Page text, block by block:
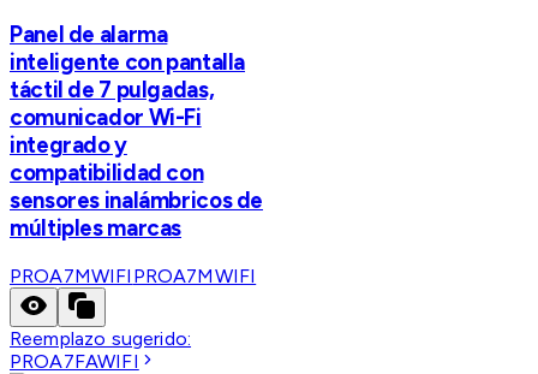
Panel de alarma
inteligente con pantalla
táctil de 7 pulgadas,
comunicador Wi-Fi
integrado y
compatibilidad con
sensores inalámbricos de
múltiples marcas
PROA7MWIFI PROA7MWIFI
Reemplazo sugerido:
PROA7FAWIFI